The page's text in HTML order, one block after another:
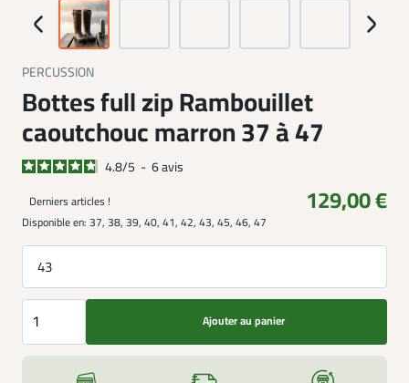
PERCUSSION
Bottes full zip Rambouillet
caoutchouc marron 37 à 47
4.8/5 - 6avis
Derniers articles ! 129,00 €
Disponible en: 37, 38, 39, 40, 41, 42, 43, 45, 46, 47
43
Ajouter au panier